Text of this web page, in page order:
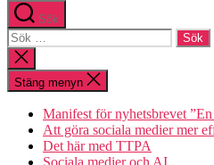
Sök
Sök
efter:
Stäng
sökningen
Stäng menyn
Manifest för nyhetsbrevet
Att göra sociala medier mer
Det här med TTPA
Sociala medier och AI